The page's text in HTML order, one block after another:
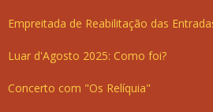
Empreitada de Reabilitação das
Luar d'Agosto 2025: Como foi?
Concerto com "Os Relíquia"